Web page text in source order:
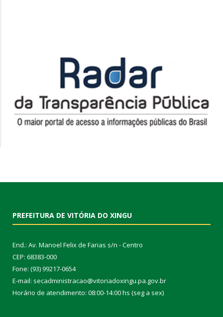
PREFEITURA DE VITÓRIA DO XINGU
End.: Av. Manoel Felix de Farias s/n - Centro
CEP: 68383-000
Fone: (93) 99217-0654
E-mail: secadministracao@vitoriadoxingu.pa.gov.br
Horário de atendimento: 08:00-14:00 hs (seg a sex)